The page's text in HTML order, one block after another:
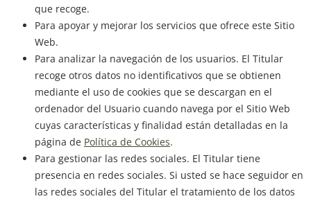
que recoge.
Para apoyar y mejorar los servicios que ofrece este Sitio
Web.
Para analizar la navegación de los usuarios. El Titular
recoge otros datos no identificativos que se obtienen
mediante el uso de cookies que se descargan en el
ordenador del Usuario cuando navega por el Sitio Web
cuyas características y finalidad están detalladas en la
página de Política de Cookies.
Para gestionar las redes sociales. El Titular tiene
presencia en redes sociales. Si usted se hace seguidor en
las redes sociales del Titular el tratamiento de los datos